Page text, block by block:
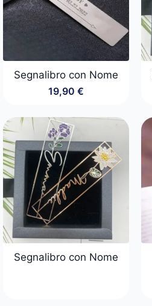
Segnalibro con Nome
19,90 €
Segnalibro con Nome